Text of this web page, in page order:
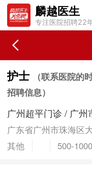
麟越医生
专注医院招聘22
护士
（联系医院的
招聘信息）
广州超平门诊 / 广
广东省广州市珠海区
其他
500-